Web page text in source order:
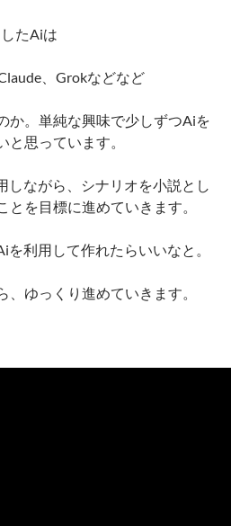
たAiは
、Grokなどなど
か。単純な興味で少しずつAiを
思っています。
しながら、シナリオを小説とし
を目標に進めていきます。
利用して作れたらいいなと。
ゆっくり進めていきます。